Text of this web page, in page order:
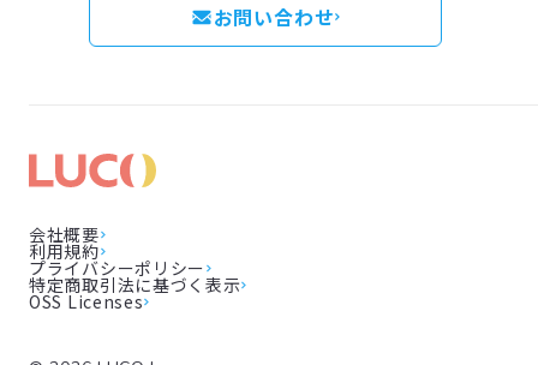
お問い合わせ
会社概要
利用規約
プライバシーポリシー
特定商取引法に基づく表示
OSS Licenses